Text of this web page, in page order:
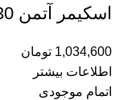
اسکیمر آتمن Skimmer Atman MK-230
1,034,600 تومان
اطلاعات بیشتر
اتمام موجودی